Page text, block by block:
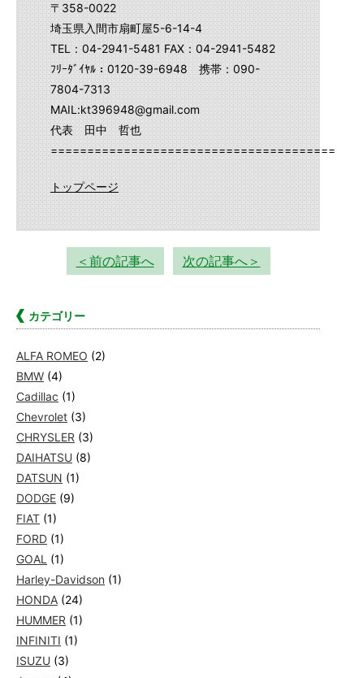
〒358-0022
埼玉県入間市扇町屋5-6-14-4
TEL：04-2941-5481 FAX：04-2941-5482
ﾌﾘｰﾀﾞｲﾔﾙ：0120-39-6948 携帯：090-
7804-7313
MAIL:kt396948@gmail.com
代表 田中 哲也
トップページ
＜前の記事へ 次の記事へ＞
カテゴリー
ALFA ROMEO (2)
BMW (4)
Cadillac (1)
Chevrolet (3)
CHRYSLER (3)
DAIHATSU (8)
DATSUN (1)
DODGE (9)
FIAT (1)
FORD (1)
GOAL (1)
Harley-Davidson (1)
HONDA (24)
HUMMER (1)
INFINITI (1)
ISUZU (3)